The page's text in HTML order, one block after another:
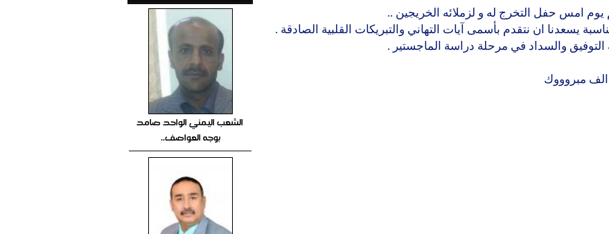
امس حفل التخرج له و لزملائه الخريجين ..
يسعدنا ان نتقدم بأسمى آيات التهاني والتبريكات القلبية الصادقة .
التوفيق والسداد في مرحلة دراسة الماجستير .
مبروووك
الشعب اليمني الواحد صامد
بوجه العواصف..